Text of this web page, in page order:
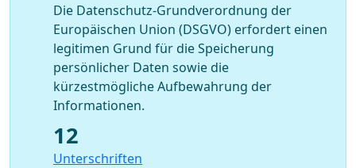
Die Datenschutz-Grundverordnung der
Europäischen Union (DSGVO) erfordert einen
legitimen Grund für die Speicherung
persönlicher Daten sowie die
kürzestmögliche Aufbewahrung der
Informationen.
12
Unterschriften